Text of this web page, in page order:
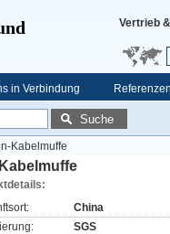
Vertrieb
in Verbindung Referenzen
Suche
Kabelmuffe
China
SGS